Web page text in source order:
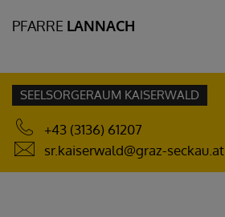
PFARRE LANNACH
SEELSORGERAUM KAISERWALD
+43 (3136) 61207
sr.kaiserwald@graz-seckau.at